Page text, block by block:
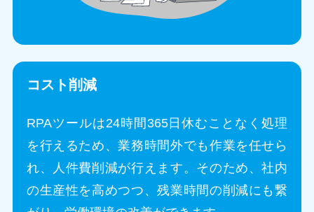
コスト削減
RPAツールは24時間365日休むことなく処理
を行えるため、業務時間外でも作業を任せら
れ、人件費削減が行えます。そのため、社内
の生産性を高めつつ、残業時間の削減にも繋